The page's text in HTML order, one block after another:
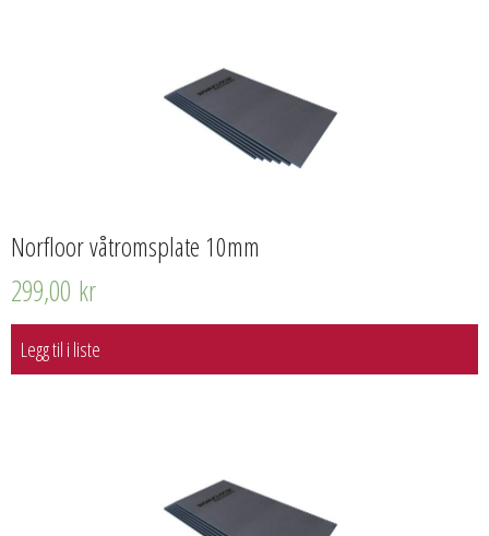
Norfloor våtromsplate 10mm
299,00 kr
Legg til i liste